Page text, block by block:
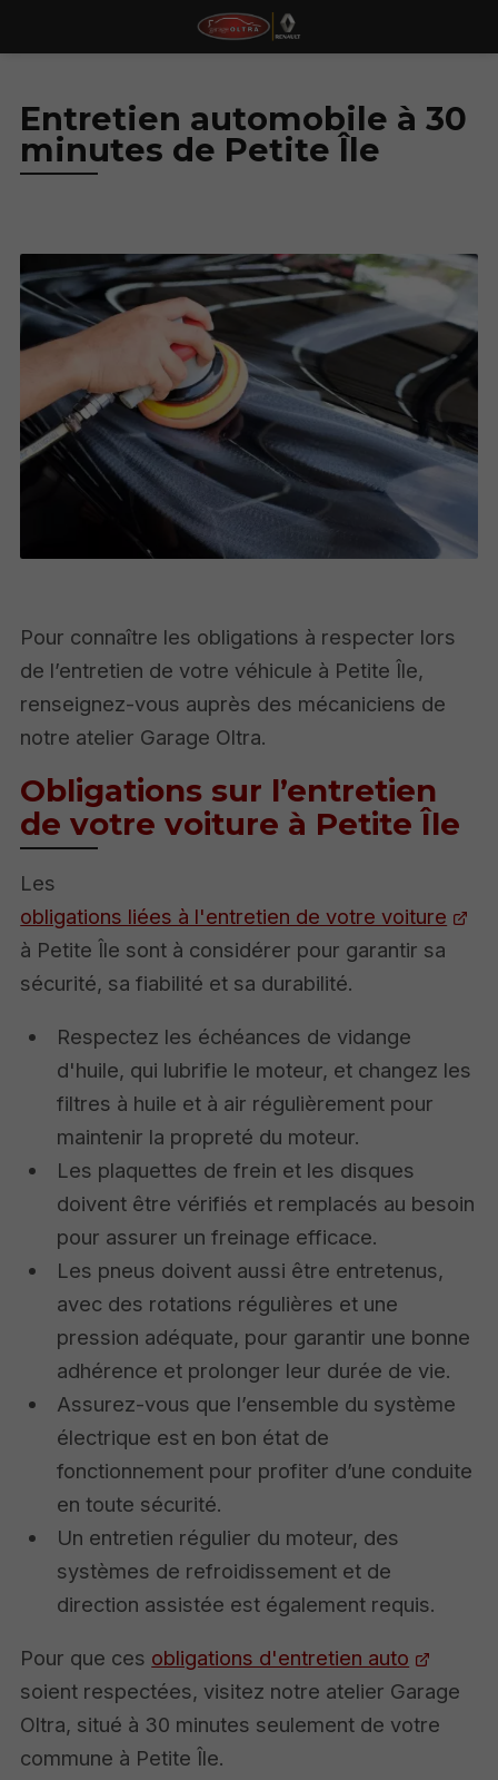
Entretien automobile à 30
minutes de Petite Île
Pour connaître les obligations à respecter lors
de l’entretien de votre véhicule à Petite Île,
renseignez-vous auprès des mécaniciens de
notre atelier Garage Oltra.
Obligations sur l’entretien
de votre voiture à Petite Île
Les
obligations liées à l'entretien de votre voiture
à Petite Île sont à considérer pour garantir sa
sécurité, sa fiabilité et sa durabilité.
Respectez les échéances de vidange
d'huile, qui lubrifie le moteur, et changez les
filtres à huile et à air régulièrement pour
maintenir la propreté du moteur.
Les plaquettes de frein et les disques
doivent être vérifiés et remplacés au besoin
pour assurer un freinage efficace.
Les pneus doivent aussi être entretenus,
avec des rotations régulières et une
pression adéquate, pour garantir une bonne
adhérence et prolonger leur durée de vie.
Assurez-vous que l’ensemble du système
électrique est en bon état de
fonctionnement pour profiter d’une conduite
en toute sécurité.
Un entretien régulier du moteur, des
systèmes de refroidissement et de
direction assistée est également requis.
Pour que ces obligations d'entretien auto
soient respectées, visitez notre atelier Garage
Oltra, situé à 30 minutes seulement de votre
commune à Petite Île.